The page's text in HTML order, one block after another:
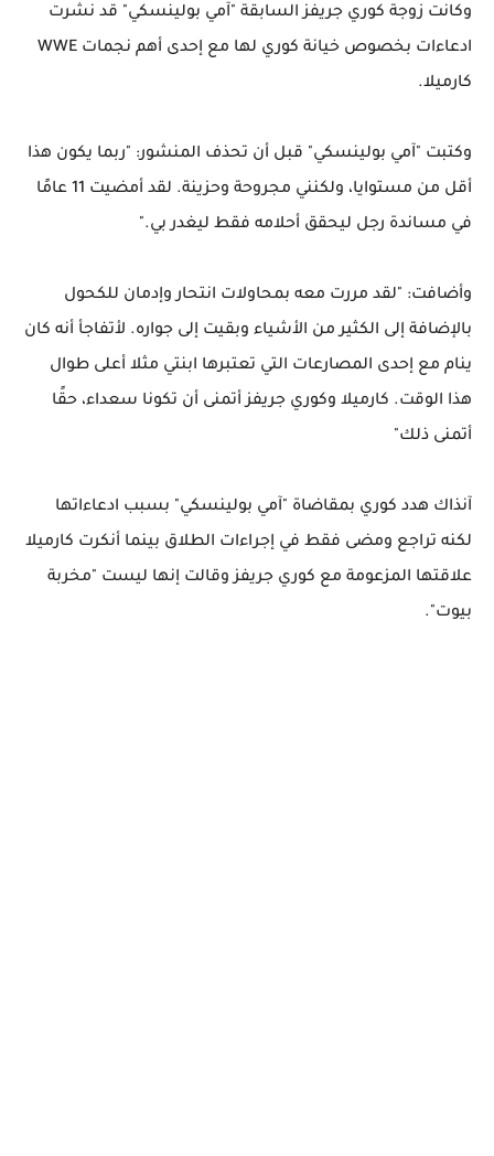
وكانت زوجة كوري جريفز السابقة "آمي بولينسكي" قد نشرت
ادعاءات بخصوص خيانة كوري لها مع إحدى أهم نجمات WWE
كارميلا.
وكتبت "آمي بولينسكي" قبل أن تحذف المنشور: "ربما يكون هذا
أقل من مستوايا، ولكنني مجروحة وحزينة. لقد أمضيت 11 عامًا
في مساندة رجل ليحقق أحلامه فقط ليغدر بي."
وأضافت: "لقد مررت معه بمحاولات انتحار وإدمان للكحول
بالإضافة إلى الكثير من الأشياء وبقيت إلى جواره. لأتفاجأ أنه كان
ينام مع إحدى المصارعات التي تعتبرها ابنتي مثلا أعلى طوال
هذا الوقت. كارميلا وكوري جريفز أتمنى أن تكونا سعداء، حقًا
أتمنى ذلك"
آنذاك هدد كوري بمقاضاة "آمي بولينسكي" بسبب ادعاءاتها
لكنه تراجع ومضى فقط في إجراءات الطلاق بينما أنكرت كارميلا
علاقتها المزعومة مع كوري جريفز وقالت إنها ليست "مخربة
بيوت".